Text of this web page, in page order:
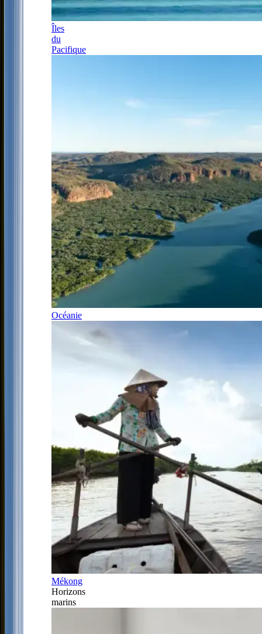
Îles
du
Pacifique
Océanie
Mékong
Horizons
marins